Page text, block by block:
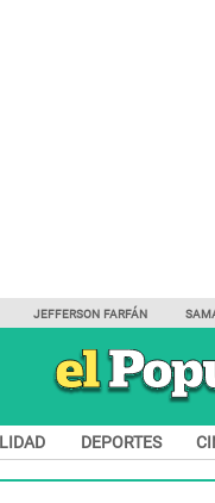
JEFFERSON FARFÁN
DEPORTES